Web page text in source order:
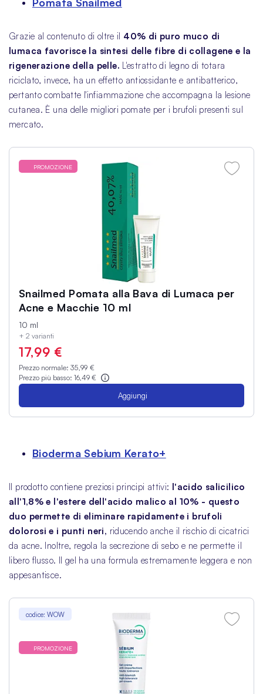
Grazie al contenuto di oltre il 40% di puro muco di
lumaca favorisce la sintesi delle fibre di collagene e la
rigenerazione della pelle. L'estratto di legno di totara
riciclato, invece, ha un effetto antiossidante e antibatterico,
pertanto combatte l'infiammazione che accompagna la lesione
cutanea. È una delle migliori pomate per i brufoli presenti sul
mercato.
PROMOZIONE
Snailmed Pomata alla Bava di Lumaca per
Acne e Macchie 10 ml
10 ml
+ 2 varianti
17,99 €
Prezzo normale: 35,99 €
Prezzo più basso: 16,49 €
Aggiungi
Bioderma Sebium Kerato+
Il prodotto contiene preziosi principi attivi: l'acido salicilico
all'1,8% e l'estere dell'acido malico al 10% - questo
duo permette di eliminare rapidamente i brufoli
dolorosi e i punti neri, riducendo anche il rischio di cicatrici
da acne. Inoltre, regola la secrezione di sebo e ne permette il
libero flusso. Il gel ha una formula estremamente leggera e non
appesantisce.
codice: WOW
PROMOZIONE